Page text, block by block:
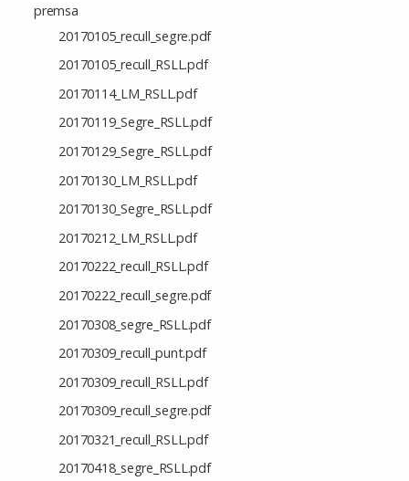
premsa
20170105_recull_segre.pdf
20170105_recull_RSLL.pdf
20170114_LM_RSLL.pdf
20170119_Segre_RSLL.pdf
20170129_Segre_RSLL.pdf
20170130_LM_RSLL.pdf
20170130_Segre_RSLL.pdf
20170212_LM_RSLL.pdf
20170222_recull_RSLL.pdf
20170222_recull_segre.pdf
20170308_segre_RSLL.pdf
20170309_recull_punt.pdf
20170309_recull_RSLL.pdf
20170309_recull_segre.pdf
20170321_recull_RSLL.pdf
20170418_segre_RSLL.pdf